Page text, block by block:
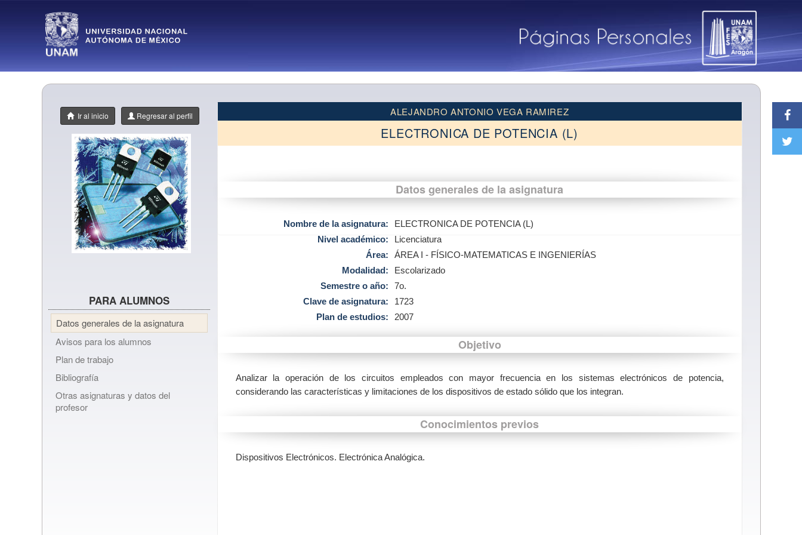
Ir al inicio Regresar al perfil
PARA ALUMNOS
Datos generales de la asignatura
Avisos para los alumnos
Plan de trabajo
Bibliografía
Otras asignaturas y datos del
profesor
ALEJANDRO ANTONIO VEGA RAMIREZ
ELECTRONICA DE POTENCIA (L)
Datos generales de la asignatura
Nombre de la asignatura:
ELECTRONICA DE POTENCIA (L)
Nivel académico:
Licenciatura
Área:
ÁREA I - FÍSICO-MATEMATICAS E INGENIERÍAS
Modalidad:
Escolarizado
Semestre o año:
7o.
Clave de asignatura:
1723
Plan de estudios:
2007
Objetivo
Analizar la operación de los circuitos empleados con mayor frecuencia en los sistemas electrónicos de potencia,
considerando las características y limitaciones de los dispositivos de estado sólido que los integran.
Conocimientos previos
Dispositivos Electrónicos. Electrónica Analógica.